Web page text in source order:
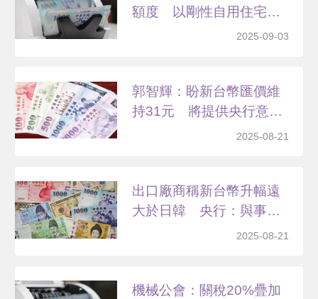
額度 以剛性自用住宅
2025-09-03
郭智輝：盼新台幣匯價維
持31元 將提供央行意
2025-08-21
出口廠商稱新台幣升幅遠
大於日韓 央行：與事實
2025-08-21
機械公會：關稅20%疊加